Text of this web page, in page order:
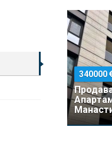
340000
340000